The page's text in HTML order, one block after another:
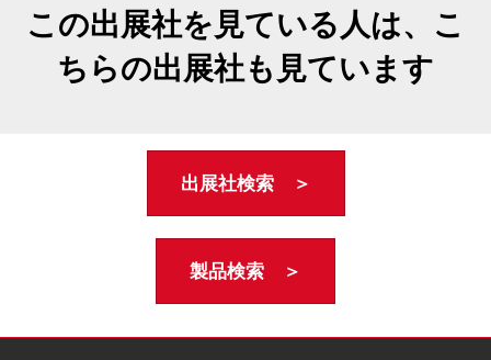
この出展社を見ている人は、こ
ちらの出展社も見ています
出展社検索 ＞
製品検索 ＞